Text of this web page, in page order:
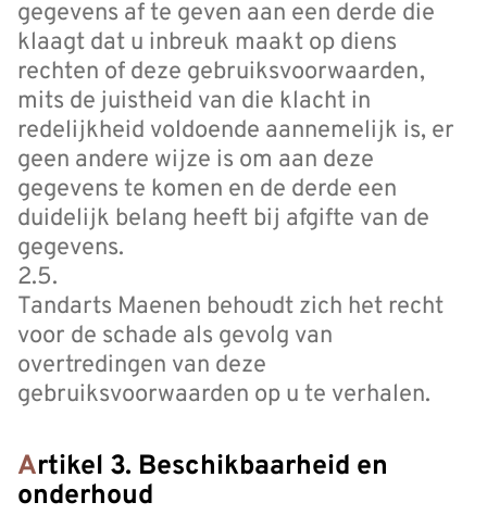
gegevens af te geven aan een derde die
klaagt dat u inbreuk maakt op diens
rechten of deze gebruiksvoorwaarden,
mits de juistheid van die klacht in
redelijkheid voldoende aannemelijk is, er
geen andere wijze is om aan deze
gegevens te komen en de derde een
duidelijk belang heeft bij afgifte van de
gegevens.
2.5.
Tandarts Maenen behoudt zich het recht
voor de schade als gevolg van
overtredingen van deze
gebruiksvoorwaarden op u te verhalen.
Artikel 3. Beschikbaarheid en
onderhoud